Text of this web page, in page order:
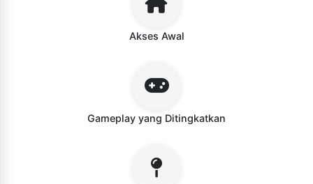
Akses Awal
Gameplay yang Ditingkatkan